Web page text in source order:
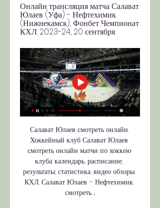
Онлайн трансляция матча Салават
Юлаев (Уфа) - Нефтехимик
(Нижнекамск), Фонбет Чемпионат
КХЛ. 2023-24, 20 сентября.
Салават Юлаев смотреть онлайн.
Хоккейный клуб Салават Юлаев
смотреть онлайн матчи по хоккею
клуба: календарь, расписание,
результаты, статистика, видео обзоры.
КХЛ. Салават Юлаев – Нефтехимик.
смотреть ...